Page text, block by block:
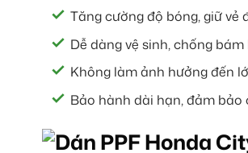
Tăng cường độ bóng, giữ vẻ
Dễ dàng vệ sinh, chống
Không làm ảnh hưởng đến
Bảo hành dài hạn, đảm